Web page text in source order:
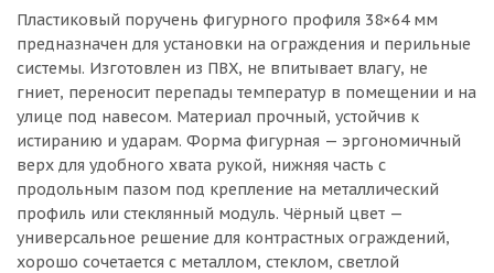
Пластиковый поручень фигурного профиля 38×64 мм
предназначен для установки на ограждения и перильные
системы. Изготовлен из ПВХ, не впитывает влагу, не
гниет, переносит перепады температур в помещении и на
улице под навесом. Материал прочный, устойчив к
истиранию и ударам. Форма фигурная — эргономичный
верх для удобного хвата рукой, нижняя часть с
продольным пазом под крепление на металлический
профиль или стеклянный модуль. Чёрный цвет —
универсальное решение для контрастных ограждений,
хорошо сочетается с металлом, стеклом, светлой